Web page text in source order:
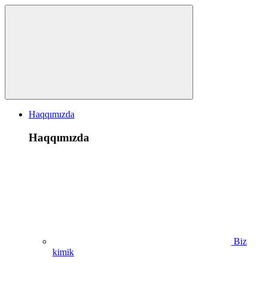
Haqqımızda
Haqqımızda
Biz
kimik